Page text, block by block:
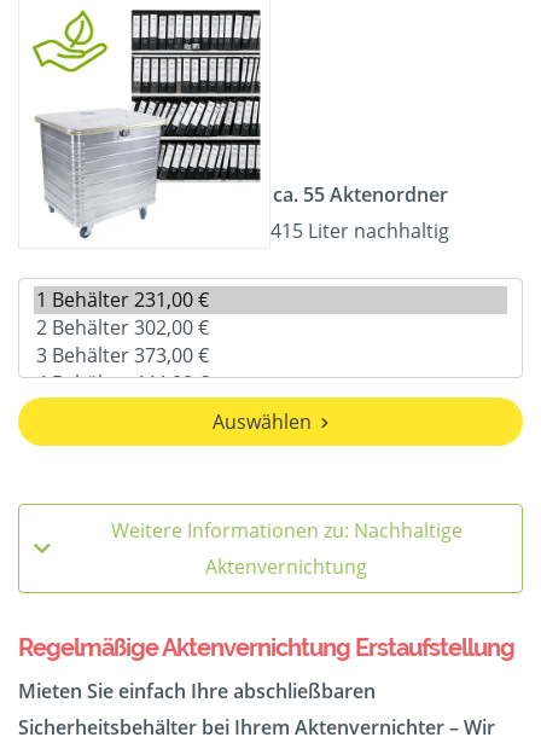
ca. 55 Aktenordner
415 Liter nachhaltig
Auswählen
Weitere Informationen zu: Nachhaltige
Aktenvernichtung
Regelmäßige Aktenvernichtung Erstaufstellung
Mieten Sie einfach Ihre abschließbaren
Sicherheitsbehälter bei Ihrem Aktenvernichter – Wir